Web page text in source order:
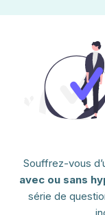
Souffrez-vous
avec ou sans
série de